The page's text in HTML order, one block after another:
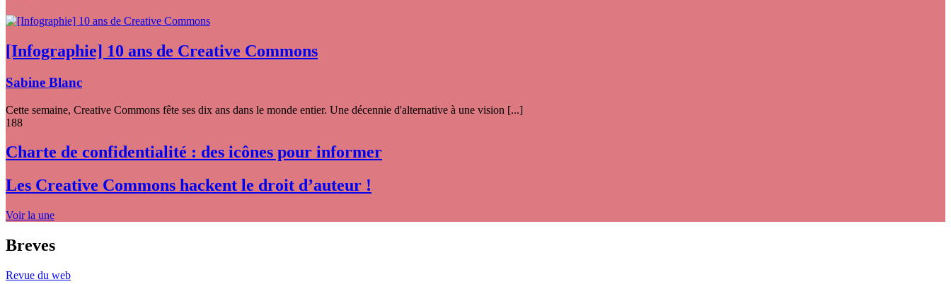
[Infographie] 10 ans de Creative Commons
Sabine Blanc
Cette semaine, Creative Commons fête ses dix ans dans le monde entier. Une décennie d'alternative à une vision [...]
188
Charte de confidentialité : des icônes pour informer
Les Creative Commons hackent le droit d’auteur !
Voir la une
Breves
Revue du web